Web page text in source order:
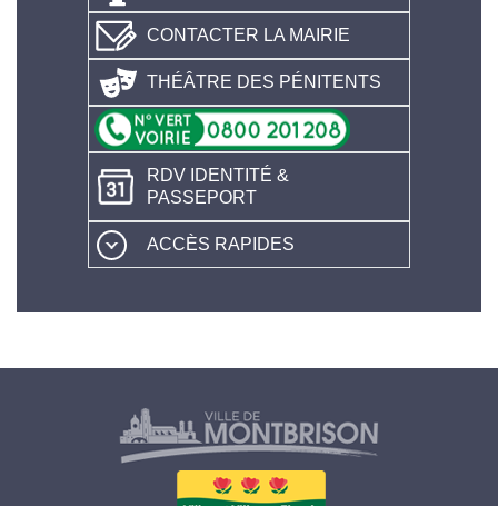
CONTACTER LA MAIRIE
THÉÂTRE DES PÉNITENTS
RDV IDENTITÉ &
PASSEPORT
ACCÈS RAPIDES